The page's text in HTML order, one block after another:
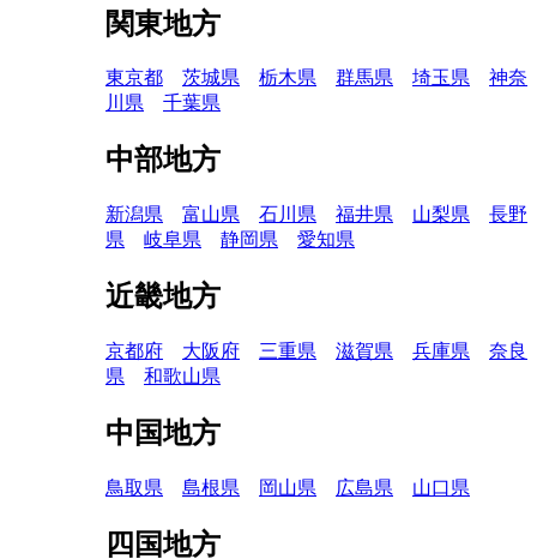
関東地方
東京都 茨城県 栃木県 群馬県 埼玉県
神奈
川県
千葉県
中部地方
新潟県 富山県 石川県 福井県 山梨県
長野
県
岐阜県 静岡県 愛知県
近畿地方
京都府 大阪府 三重県 滋賀県 兵庫県
奈良
県
和歌山県
中国地方
鳥取県 島根県 岡山県 広島県 山口県
四国地方